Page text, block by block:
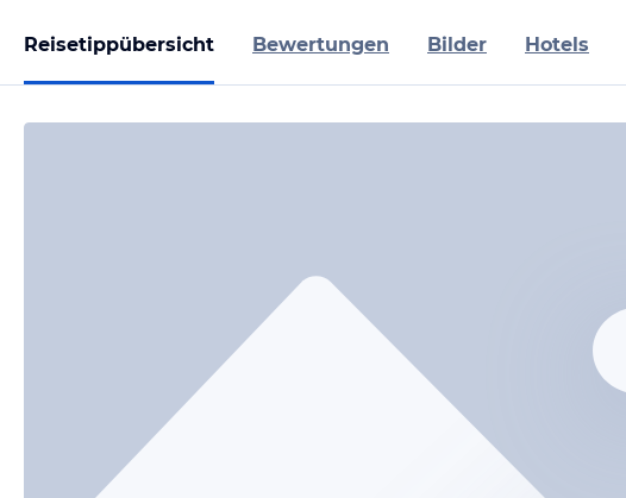
Reisetippübersicht Bewertungen Bilder Hotels